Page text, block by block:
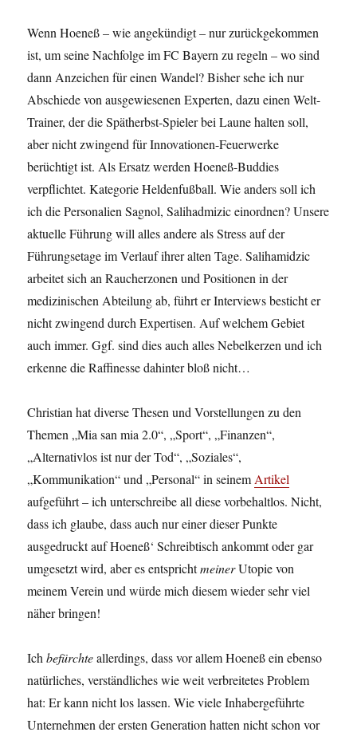
Wenn Hoeneß – wie angekündigt – nur zurückgekommen
ist, um seine Nachfolge im FC Bayern zu regeln – wo sind
dann Anzeichen für einen Wandel? Bisher sehe ich nur
Abschiede von ausgewiesenen Experten, dazu einen Welt-
Trainer, der die Spätherbst-Spieler bei Laune halten soll,
aber nicht zwingend für Innovationen-Feuerwerke
berüchtigt ist. Als Ersatz werden Hoeneß-Buddies
verpflichtet. Kategorie Heldenfußball. Wie anders soll ich
ich die Personalien Sagnol, Salihadmizic einordnen? Unsere
aktuelle Führung will alles andere als Stress auf der
Führungsetage im Verlauf ihrer alten Tage. Salihamidzic
arbeitet sich an Raucherzonen und Positionen in der
medizinischen Abteilung ab, führt er Interviews besticht er
nicht zwingend durch Expertisen. Auf welchem Gebiet
auch immer. Ggf. sind dies auch alles Nebelkerzen und ich
erkenne die Raffinesse dahinter bloß nicht…
Christian hat diverse Thesen und Vorstellungen zu den
Themen „Mia san mia 2.0“, „Sport“, „Finanzen“,
„Alternativlos ist nur der Tod“, „Soziales“,
„Kommunikation“ und „Personal“ in seinemArtikel
aufgeführt – ich unterschreibe all diese vorbehaltlos. Nicht,
dass ich glaube, dass auch nur einer dieser Punkte
ausgedruckt auf Hoeneß‘ Schreibtisch ankommt oder gar
umgesetzt wird, aber es entsprichtmeinerUtopie von
meinem Verein und würde mich diesem wieder sehr viel
näher bringen!
Ichbefürchteallerdings, dass vor allem Hoeneß ein ebenso
natürliches, verständliches wie weit verbreitetes Problem
hat: Er kann nicht los lassen. Wie viele Inhabergeführte
Unternehmen der ersten Generation hatten nicht schon vor